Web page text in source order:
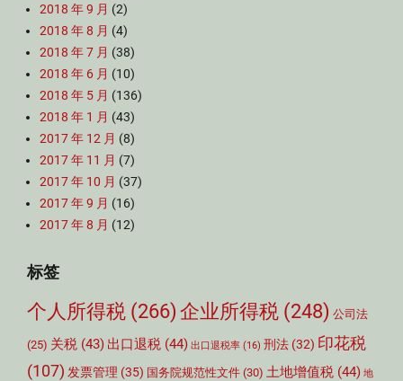
2018 年 9 月 (2)
2018 年 8 月 (4)
2018 年 7 月 (38)
2018 年 6 月 (10)
2018 年 5 月 (136)
2018 年 1 月 (43)
2017 年 12 月 (8)
2017 年 11 月 (7)
2017 年 10 月 (37)
2017 年 9 月 (16)
2017 年 8 月 (12)
标签
个人所得税 (266) 企业所得税 (248) 公司法
(25) 关税 (43) 出口退税 (44) 出口退税率 (16) 刑法 (32) 印花税
(107) 发票管理 (35) 国务院规范性文件 (30) 土地增值税 (44) 地